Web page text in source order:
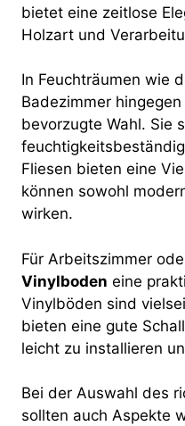
bietet eine zeitlose
Holzart und
In Feuchträumen wie
Badezimmer hingegen
bevorzugte Wahl. Sie
Fliesen bieten eine
können sowohl
wirken.
Für Arbeitszimmer
Vinylboden eine
Vinylböden sind
bieten eine gute
leicht zu installieren
Bei der Auswahl des
sollten auch Aspekte